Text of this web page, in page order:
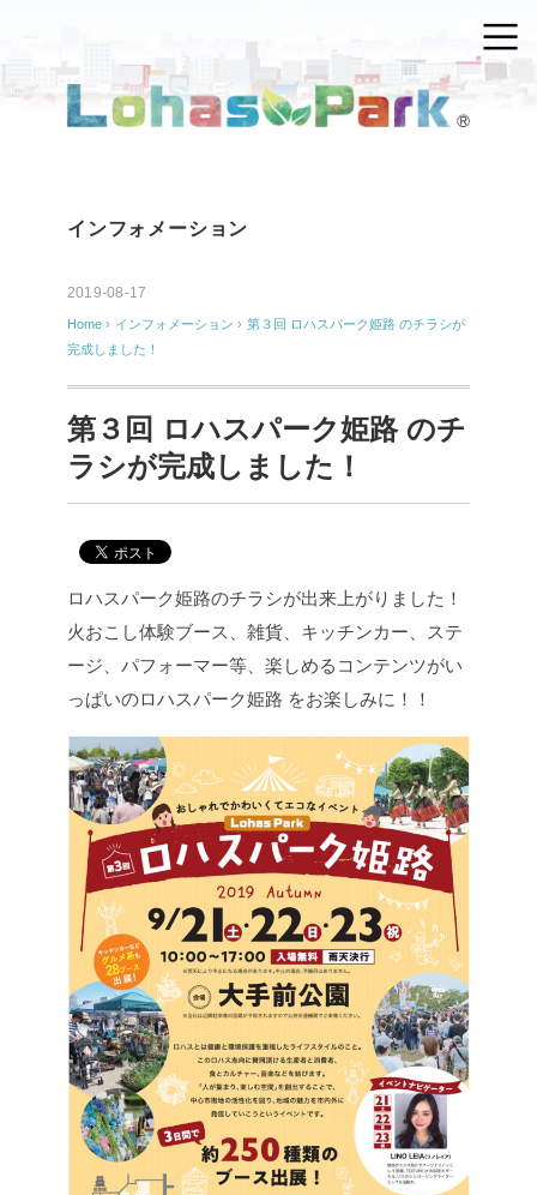
インフォメーション
2019-08-17
Home › インフォメーション › 第３回 ロハスパーク姫路 のチラシが
完成しました！
第３回 ロハスパーク姫路 のチ
ラシが完成しました！
ロハスパーク姫路のチラシが出来上がりました！
火おこし体験ブース、雑貨、キッチンカー、ステ
ージ、パフォーマー等、楽しめるコンテンツがい
っぱいのロハスパーク姫路 をお楽しみに！！